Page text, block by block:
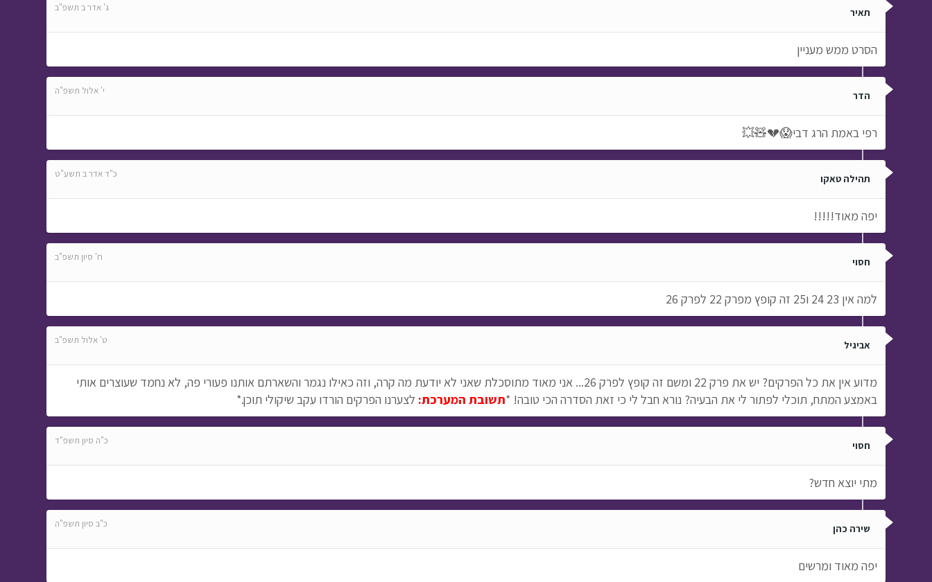
תאיר ג' אדר ב תשפ"ב
הסרט ממש מעניין
הדר י' אלול תשפ"ה
רפי באמת הרג דבי😱💔🧸💥
תהילה טאקו כ"ד אדר ב תשע"ט
יפה מאוד!!!!!
חסוי ח' סיון תשפ"ב
למה אין 23 24 ו25 זה קופץ מפרק 22 לפרק 26
אביגיל ט' אלול תשפ"ב
מדוע אין את כל הפרקים? יש את פרק 22 ומשם זה קופץ לפרק 26... אני מאוד מתוסכלת שאני לא יודעת מה קרה, וזה כאילו נגמר והשארתם אותנו פעורי פה, לא נחמד שעוצרים אותי
באמצע המתח, תוכלי לפתור לי את הבעיה? נורא חבל לי כי זאת הסדרה הכי טובה! *תשובת המערכת: לצערנו הפרקים הורדו עקב שיקולי תוכן.*
חסוי כ"ה סיון תשפ"ד
מתי יוצא חדש?
שירה כהן כ"ב סיון תשפ"ה
יפה מאוד ומרשים